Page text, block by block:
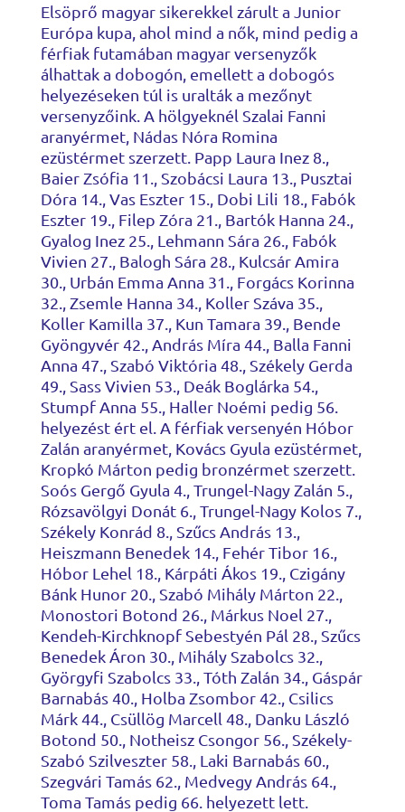
Elsöprő magyar sikerekkel zárult a Junior
Európa kupa, ahol mind a nők, mind pedig a
férfiak futamában magyar versenyzők
álhattak a dobogón, emellett a dobogós
helyezéseken túl is uralták a mezőnyt
versenyzőink. A hölgyeknél Szalai Fanni
aranyérmet, Nádas Nóra Romina
ezüstérmet szerzett. Papp Laura Inez 8.,
Baier Zsófia 11., Szobácsi Laura 13., Pusztai
Dóra 14., Vas Eszter 15., Dobi Lili 18., Fabók
Eszter 19., Filep Zóra 21., Bartók Hanna 24.,
Gyalog Inez 25., Lehmann Sára 26., Fabók
Vivien 27., Balogh Sára 28., Kulcsár Amira
30., Urbán Emma Anna 31., Forgács Korinna
32., Zsemle Hanna 34., Koller Száva 35.,
Koller Kamilla 37., Kun Tamara 39., Bende
Gyöngyvér 42., András Míra 44., Balla Fanni
Anna 47., Szabó Viktória 48., Székely Gerda
49., Sass Vivien 53., Deák Boglárka 54.,
Stumpf Anna 55., Haller Noémi pedig 56.
helyezést ért el. A férfiak versenyén Hóbor
Zalán aranyérmet, Kovács Gyula ezüstérmet,
Kropkó Márton pedig bronzérmet szerzett.
Soós Gergő Gyula 4., Trungel-Nagy Zalán 5.,
Rózsavölgyi Donát 6., Trungel-Nagy Kolos 7.,
Székely Konrád 8., Szűcs András 13.,
Heiszmann Benedek 14., Fehér Tibor 16.,
Hóbor Lehel 18., Kárpáti Ákos 19., Czigány
Bánk Hunor 20., Szabó Mihály Márton 22.,
Monostori Botond 26., Márkus Noel 27.,
Kendeh-Kirchknopf Sebestyén Pál 28., Szűcs
Benedek Áron 30., Mihály Szabolcs 32.,
Györgyfi Szabolcs 33., Tóth Zalán 34., Gáspár
Barnabás 40., Holba Zsombor 42., Csilics
Márk 44., Csüllög Marcell 48., Danku László
Botond 50., Notheisz Csongor 56., Székely-
Szabó Szilveszter 58., Laki Barnabás 60.,
Szegvári Tamás 62., Medvegy András 64.,
Toma Tamás pedig 66. helyezett lett.